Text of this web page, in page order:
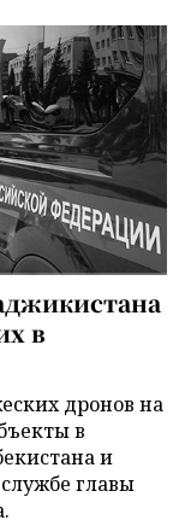
в
дронов на
в
и
главы